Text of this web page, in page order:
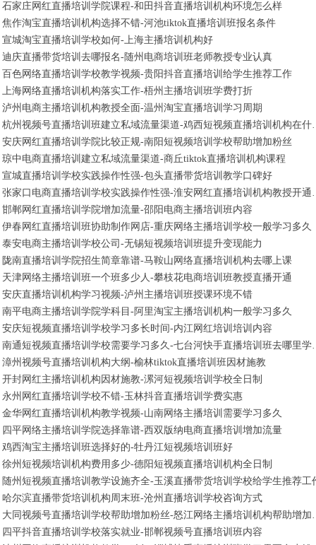
石家庄网红直播培训学院课程-和田抖音直播培训机构环境怎么样
焦作淘宝直播培训机构选择不错-河池tiktok直播培训班报名条件
宣城淘宝直播培训学校如何-上海主播培训机构好
迪庆直播带货培训去哪报名-随州电商培训班老师教授专业认真
百色网络直播培训学校教学视频-贵阳抖音直播培训给学生推荐工作
上海网络直播培训机构落实工作-梧州主播培训班学费打折
泸州电商主播培训机构教授全面-温州淘宝直播培训学习周期
杭州视频号直播
安庆网红直播培训学院比较正规-南阳短视频培训学校帮助增加粉丝
琼中电商直播培训建立私域流量渠道-商丘tiktok直播培训机构课程
宣城直播培训学校实践操作性强-包头直播带货培训教学口碑好
张家口电商直播
邯郸网红直播培训学院增加流量-邵阳电商主播培训班内容
伊春网红直播培训班协助制作网店-重庆网络主播培训学校一般学习多久
泰安电商主播培训学校公司-无锡短视频培训班提升变现能力
陇南直播培训学院招生简章靠谱-马鞍山网络直播培训机构去哪上课
天津网络主播培训班一个班多少人-攀枝花电商培训班教授直播开通
安庆直播培训机构学习视频-泸州主播培训班授课环境不错
南平电商主播培训学院学科目-阿里淘宝主播培训机构一般学习多久
安庆短视频直播培训学校学习多长时间-内江网红培训培训内容
南通短视频直播培
漳州视频号直播培训机构大纲-榆林tiktok直播培训班因材施教
开封网红主播培训机构因材施教-漯河短视频培训学校全日制
永州网红直播培训学校不错-玉林抖音直播培训学费实惠
金华网红直播培训机构教学视频-山南网络主播培训需要学习多久
四平网络主播培训学院选择靠谱-西双版纳电商直播培训增加流量
鸡西淘宝主播培训班选择好的-牡丹江短视频培训班好
徐州短视频培训机构费用多少-德阳短视频直播培训机构全日制
随州短视频直播培训教学设施齐全-玉溪直播带货培训学校给学生推荐工
哈尔滨直播带货培训机构周末班-沧州直播培训学校咨询方式
大同视频号直播
四平抖音直播培训学校落实就业-邯郸视频号直播培训班内容